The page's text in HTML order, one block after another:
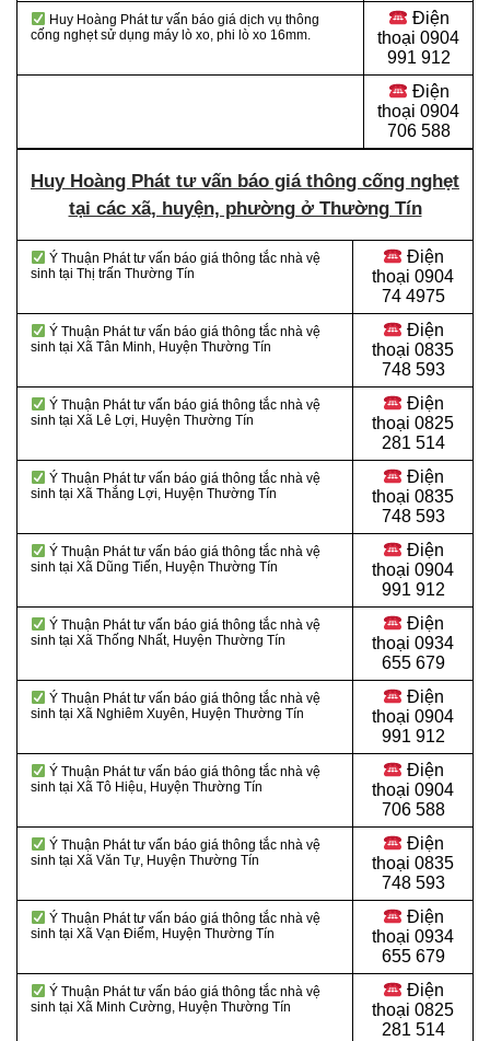
Huy Hoàng Phát tư vấn báo giá dịch vụ thông
cống nghẹt sử dụng máy lò xo, phi lò xo 16mm.
Điện
thoại 0904
991 912
Điện
thoại 0904
706 588
Huy Hoàng Phát tư vấn báo giá thông cống nghẹt
tại các xã, huyện, phường ở Thường Tín
Ý Thuận Phát tư vấn báo giá thông tắc nhà vệ
sinh tại Thị trấn Thường Tín
Điện
thoại 0904
74 4975
Ý Thuận Phát tư vấn báo giá thông tắc nhà vệ
sinh tại Xã Tân Minh, Huyện Thường Tín
Điện
thoại 0835
748 593
Ý Thuận Phát tư vấn báo giá thông tắc nhà vệ
sinh tại Xã Lê Lợi, Huyện Thường Tín
Điện
thoại 0825
281 514
Ý Thuận Phát tư vấn báo giá thông tắc nhà vệ
sinh tại Xã Thắng Lợi, Huyện Thường Tín
Điện
thoại 0835
748 593
Ý Thuận Phát tư vấn báo giá thông tắc nhà vệ
sinh tại Xã Dũng Tiến, Huyện Thường Tín
Điện
thoại 0904
991 912
Ý Thuận Phát tư vấn báo giá thông tắc nhà vệ
sinh tại Xã Thống Nhất, Huyện Thường Tín
Điện
thoại 0934
655 679
Ý Thuận Phát tư vấn báo giá thông tắc nhà vệ
sinh tại Xã Nghiêm Xuyên, Huyện Thường Tín
Điện
thoại 0904
991 912
Ý Thuận Phát tư vấn báo giá thông tắc nhà vệ
sinh tại Xã Tô Hiệu, Huyện Thường Tín
Điện
thoại 0904
706 588
Ý Thuận Phát tư vấn báo giá thông tắc nhà vệ
sinh tại Xã Văn Tự, Huyện Thường Tín
Điện
thoại 0835
748 593
Ý Thuận Phát tư vấn báo giá thông tắc nhà vệ
sinh tại Xã Vạn Điểm, Huyện Thường Tín
Điện
thoại 0934
655 679
Ý Thuận Phát tư vấn báo giá thông tắc nhà vệ
sinh tại Xã Minh Cường, Huyện Thường Tín
Điện
thoại 0825
281 514